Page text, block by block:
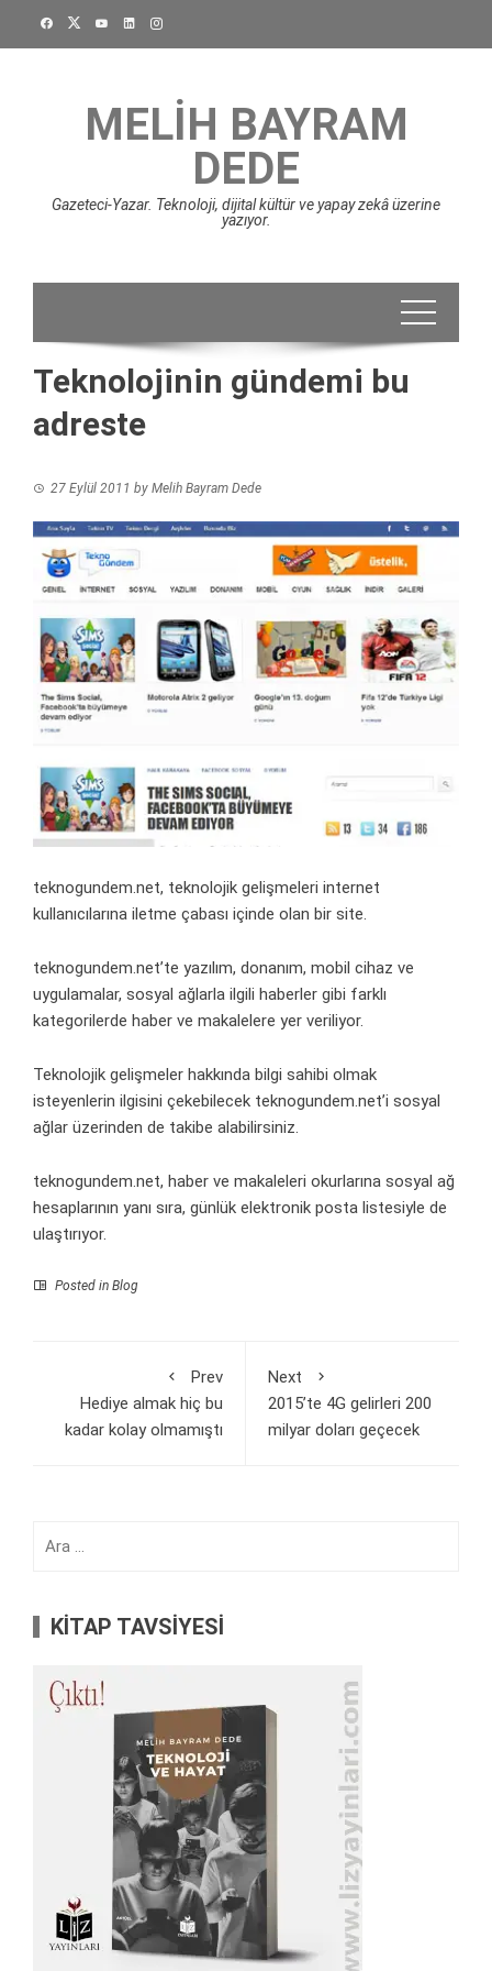
MELIH BAYRAM
DEDE
Gazeteci-Yazar. Teknoloji, dijital kültür ve yapay zekâ üzerine
yazıyor.
Teknolojinin gündemi bu
adreste
27 Eylül 2011 by Melih Bayram Dede
teknogundem.net, teknolojik gelişmeleri internet
kullanıcılarına iletme çabası içinde olan bir site.
teknogundem.net’te yazılım, donanım, mobil cihaz ve
uygulamalar, sosyal ağlarla ilgili haberler gibi farklı
kategorilerde haber ve makalelere yer veriliyor.
Teknolojik gelişmeler hakkında bilgi sahibi olmak
isteyenlerin ilgisini çekebilecek teknogundem.net’i sosyal
ağlar üzerinden de takibe alabilirsiniz.
teknogundem.net, haber ve makaleleri okurlarına sosyal ağ
hesaplarının yanı sıra, günlük elektronik posta listesiyle de
ulaştırıyor.
Posted in Blog
Prev
Hediye almak hiç bu
kadar kolay olmamıştı
Next
2015’te 4G gelirleri 200
milyar doları geçecek
KİTAP TAVSİYESİ